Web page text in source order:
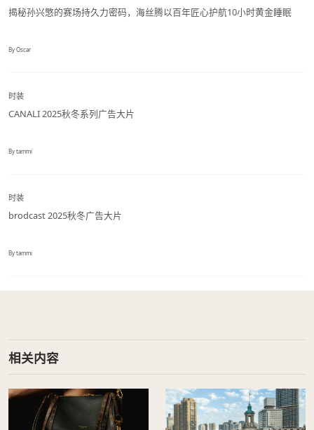
揭秘孙兴慜的赛场持久力密码，海丝腾以百年匠心护航10小时黄金睡眠
By Oscar
时装
CANALI 2025秋冬系列广告大片
By tammi
时装
brodcast 2025秋冬广告大片
By tammi
相关内容